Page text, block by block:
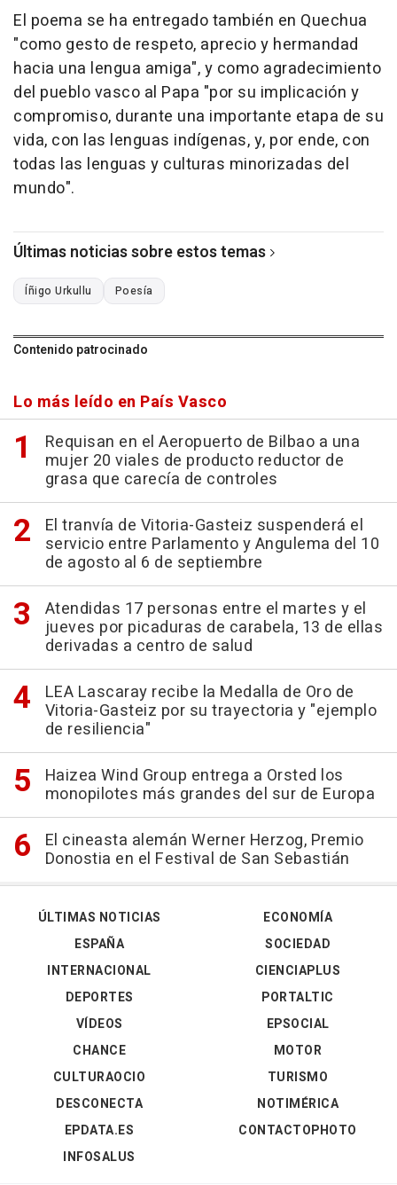
El poema se ha entregado también en Quechua
"como gesto de respeto, aprecio y hermandad
hacia una lengua amiga", y como agradecimiento
del pueblo vasco al Papa "por su implicación y
compromiso, durante una importante etapa de su
vida, con las lenguas indígenas, y, por ende, con
todas las lenguas y culturas minorizadas del
mundo".
Últimas noticias sobre estos temas
Íñigo Urkullu Poesía
Contenido patrocinado
Lo más leído en País Vasco
Requisan en el Aeropuerto de Bilbao a una
mujer 20 viales de producto reductor de
grasa que carecía de controles
El tranvía de Vitoria-Gasteiz suspenderá el
servicio entre Parlamento y Angulema del 10
de agosto al 6 de septiembre
Atendidas 17 personas entre el martes y el
jueves por picaduras de carabela, 13 de ellas
derivadas a centro de salud
LEA Lascaray recibe la Medalla de Oro de
Vitoria-Gasteiz por su trayectoria y "ejemplo
de resiliencia"
Haizea Wind Group entrega a Orsted los
monopilotes más grandes del sur de Europa
El cineasta alemán Werner Herzog, Premio
Donostia en el Festival de San Sebastián
ÚLTIMAS NOTICIAS
ESPAÑA
INTERNACIONAL
DEPORTES
VÍDEOS
ECONOMÍA
SOCIEDAD
CIENCIAPLUS
PORTALTIC
EPSOCIAL
CHANCE
CULTURAOCIO
DESCONECTA
EPDATA.ES
INFOSALUS
MOTOR
TURISMO
NOTIMÉRICA
CONTACTOPHOTO